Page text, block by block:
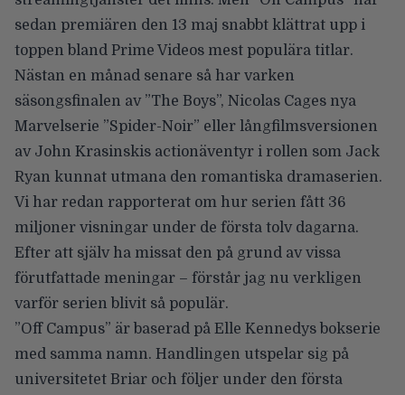
sedan premiären den 13 maj snabbt klättrat upp i
toppen bland Prime Videos mest populära titlar.
Nästan en månad senare så har varken
säsongsfinalen av ”The Boys”, Nicolas Cages nya
Marvelserie ”Spider-Noir” eller långfilmsversionen
av John Krasinskis actionäventyr i rollen som Jack
Ryan kunnat utmana den romantiska dramaserien.
Vi har redan rapporterat om hur serien fått 36
miljoner visningar under de första tolv dagarna.
Efter att själv ha missat den på grund av vissa
förutfattade meningar – förstår jag nu verkligen
varför serien blivit så populär.
”Off Campus” är baserad på Elle Kennedys bokserie
med samma namn. Handlingen utspelar sig på
universitetet Briar och följer under den första